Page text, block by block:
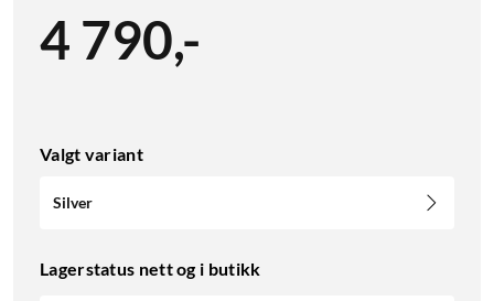
4 790,-
Valgt variant
Silver
Lagerstatus nett og i butikk